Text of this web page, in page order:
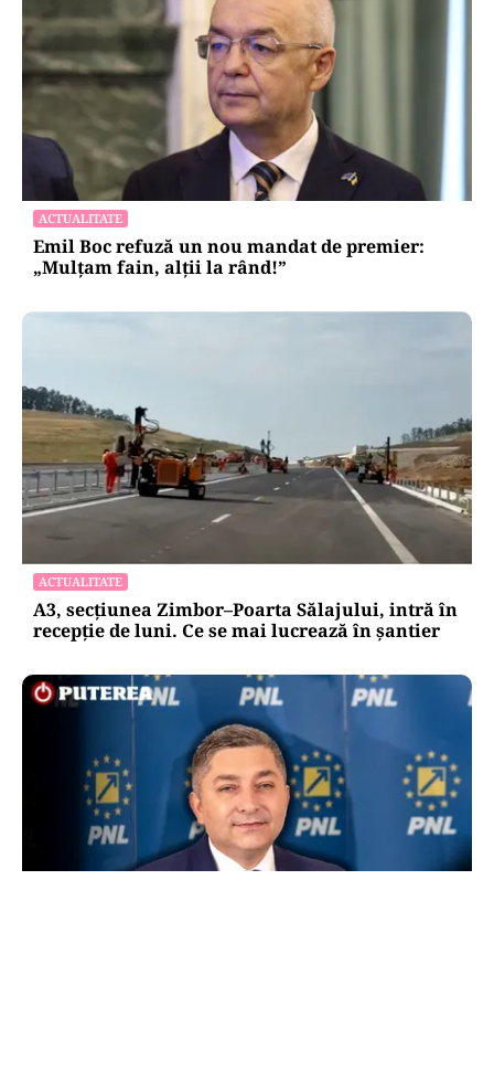
ACTUALITATE
Emil Boc refuză un nou mandat de premier:
„Mulțam fain, alții la rând!”
ACTUALITATE
A3, secțiunea Zimbor–Poarta Sălajului, intră în
recepție de luni. Ce se mai lucrează în șantier